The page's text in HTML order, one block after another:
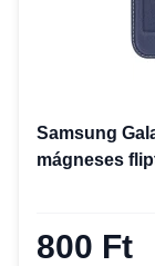
Samsung
mágneses
800 Ft